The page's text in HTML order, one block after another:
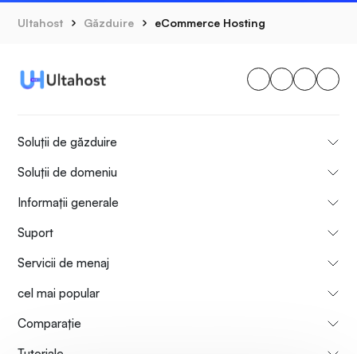
Ultahost Găzduire eCommerce Hosting
Soluții de găzduire
Soluții de domeniu
Informații generale
Suport
Servicii de menaj
cel mai popular
Comparaţie